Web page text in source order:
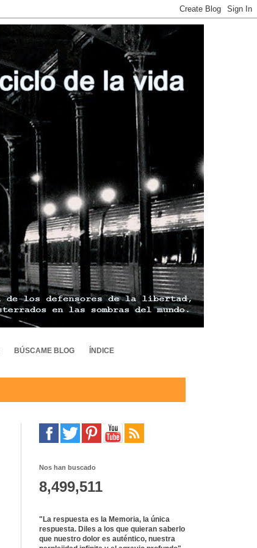
BÚSCAME BLOG ÍNDICE
Nos han buscado
8,499,511
"La respuesta es la Memoria, la única
respuesta. Diles a los que quieran saberlo
que nuestro dolor es auténtico, nuestra